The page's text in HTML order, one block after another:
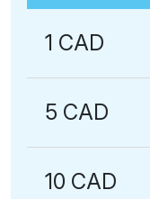
1 CAD
5 CAD
10 CAD